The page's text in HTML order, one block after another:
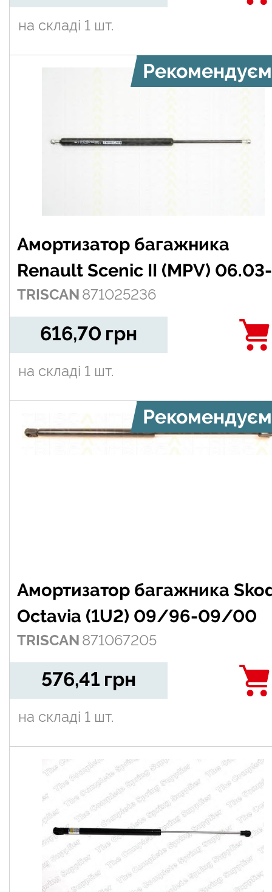
на складі 1 шт.
Амортизатор багажника
Renault Scenic II (MPV) 06.03-
TRISCAN 871025236
616,70 грн
на складі 1 шт.
Амортизатор багажника
Octavia (1U2) 09/96-09/00
TRISCAN 871067205
576,41 грн
на складі 1 шт.